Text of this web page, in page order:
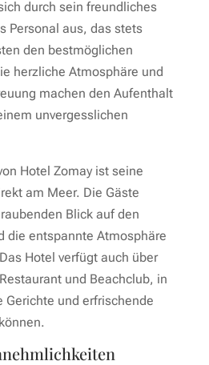
durch sein freundliches
Personal aus, das stets
den bestmöglichen
herzliche Atmosphäre und
machen den Aufenthalt
unvergesslichen
Hotel Zomay ist seine
am Meer. Die Gäste
Blick auf den
die entspannte Atmosphäre
Hotel verfügt auch über
und Beachclub, in
Gerichte und erfrischende